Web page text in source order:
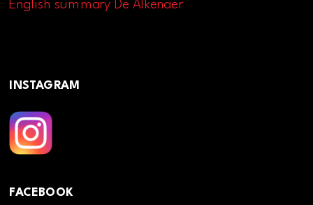
English summary De Alkenaer
INSTAGRAM
FACEBOOK